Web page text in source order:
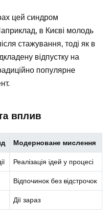
цей синдром
в Києві молодь
стажування, тоді як в
відпустку на
популярне
вплив
Модерноване мислення
Реалізація ідей у процесі
Відпочинок без відстрочок
Дії зараз